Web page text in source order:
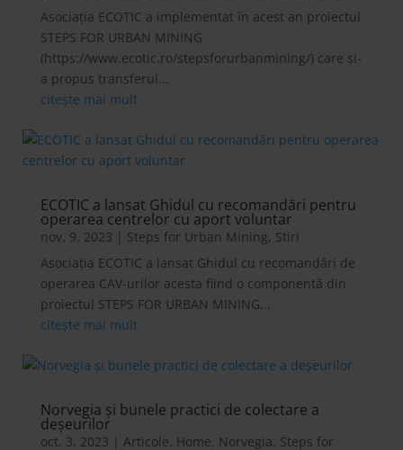
Asociația ECOTIC a implementat în acest an proiectul
STEPS FOR URBAN MINING
(https://www.ecotic.ro/stepsforurbanmining/) care și-
a propus transferul...
citește mai mult
ECOTIC a lansat Ghidul cu recomandări pentru
operarea centrelor cu aport voluntar
nov. 9, 2023 | Steps for Urban Mining, Stiri
Asociația ECOTIC a lansat Ghidul cu recomandări de
operarea CAV-urilor acesta fiind o componentă din
proiectul STEPS FOR URBAN MINING...
citește mai mult
Norvegia și bunele practici de colectare a
deșeurilor
oct. 3, 2023 | Articole, Home, Norvegia, Steps for